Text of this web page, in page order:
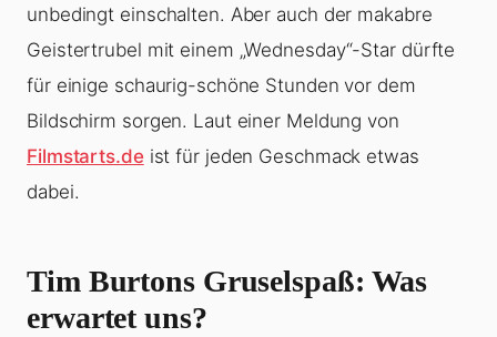
unbedingt einschalten. Aber auch der makabre
Geistertrubel mit einem „Wednesday“-Star dürfte
für einige schaurig-schöne Stunden vor dem
Bildschirm sorgen. Laut einer Meldung von
Filmstarts.deist für jeden Geschmack etwas
dabei.
Tim Burtons Gruselspaß: Was
erwartet uns?